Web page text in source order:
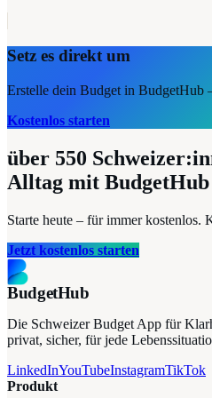
Setz es direkt um
Erstelle dein Budget in BudgetHub
Kostenlos starten
über 550
Alltag mit BudgetHub
Starte heute – für immer kostenlos.
Jetzt kostenlos starten
BudgetHub
Die Schweizer Budget App für
privat, sicher, für jede
LinkedInYouTubeInstagramTikTok
Produkt